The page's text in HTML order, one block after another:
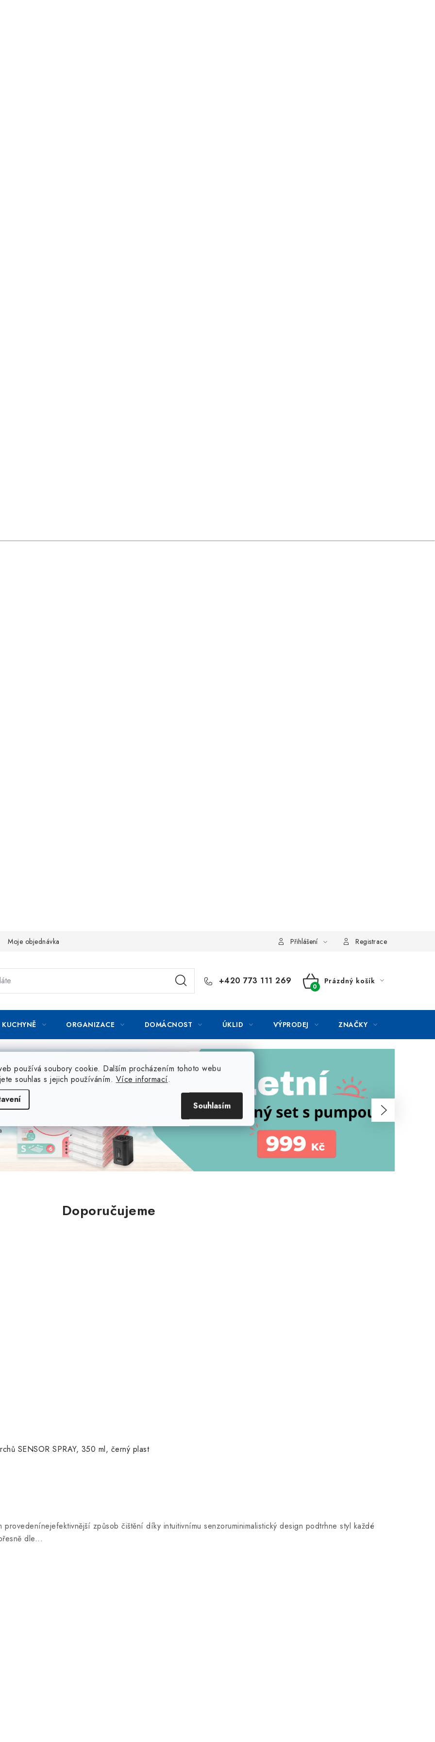
používá soubory cookie. Dalším procházením tohoto webu
souhlas s jejich používáním. Více informací.
Souhlasím
Moje objednávka Přihlášení Registrace
+420 773 111 269
NÁKUPNÍ
Prázdný košík
KUCHYNĚ ORGANIZACE DOMÁCNOST ÚKLID VÝPRODEJ ZNAČKY
Následující
Doporučujeme
SENSOR SPRAY, 350 ml, černý plast
způsob čištění díky intuitivnímu senzoruminimalistický design podtrhne styl každé
dle...